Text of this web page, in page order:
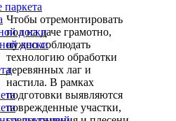
паркета
доски
доски
Чтобы отремонтировать
пол на даче грамотно,
нужно соблюдать
технологию обработки
деревянных лаг и
настила. В рамках
подготовки выявляются
поврежденные участки,